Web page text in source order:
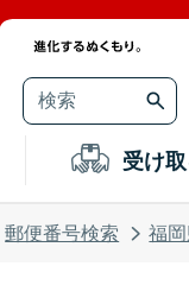
受け
郵便番号検索 福